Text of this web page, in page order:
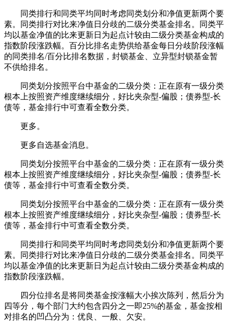
同类排行和同类平均同时考虑同类划分和净值更新两个要
素。同类排行对比来净值日分歧的二级分类基金排名。同类平
均以基金净值的比来更新日为起点计较由二级分类基金构成的
指数阶段涨跌幅。百分比排名走势供给基金每日分歧阶段涨幅
的同类排名/百分比排名数据，封锁基金、立异型封锁基金暂
不供给排名。
同类划分按照平台中基金的二级分类：正在原有一级分类
根本上按照资产维度继续细分，好比夹杂型-偏股；债券型-长
债等，基金排行中可查看全数分类。
更多。
更多自选基金消息。
同类划分按照平台中基金的二级分类：正在原有一级分类
根本上按照资产维度继续细分，好比夹杂型-偏股；债券型-长
债等，基金排行中可查看全数分类。
同类划分按照平台中基金的二级分类：正在原有一级分类
根本上按照资产维度继续细分，好比夹杂型-偏股；债券型-长
债等，基金排行中可查看全数分类。
同类排行和同类平均同时考虑同类划分和净值更新两个要
素。同类排行对比来净值日分歧的二级分类基金排名。同类平
均以基金净值的比来更新日为起点计较由二级分类基金构成的
指数阶段涨跌幅。
四分位排名是将同类基金按涨幅大小挨次陈列，然后分为
四等分，每个部门大约包含四分之一即25%的基金，基金按相
对排名的凹凸分为：优良、一般、欠安。